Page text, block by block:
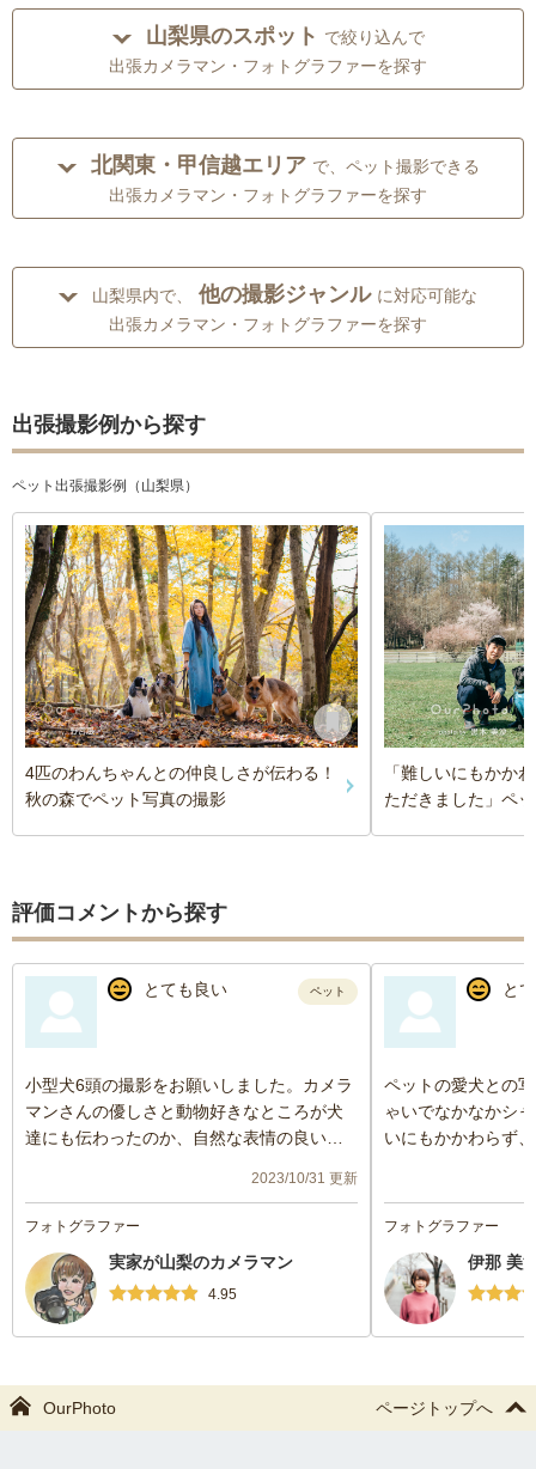
山梨県のスポット で絞り込んで
出張カメラマン・フォトグラファーを探す
北関東・甲信越エリア で、ペット撮影できる
出張カメラマン・フォトグラファーを探す
山梨県内で、 他の撮影ジャンル に対応可能な
出張カメラマン・フォトグラファーを探す
出張撮影例から探す
ペット出張撮影例（山梨県）
4匹のわんちゃんとの仲良しさが伝わる！
秋の森でペット写真の撮影
「難しいにもかか
ただきました」ペ
評価コメントから探す
とても良い ペット
小型犬6頭の撮影をお願いしました。カメラ
マンさんの優しさと動物好きなところが犬
達にも伝わったのか、自然な表情の良い写
2023/10/31 更新
フォトグラファー
実家が山梨のカメラマン
4.95
と
ペットの愛犬との
ゃいでなかなかシ
いにもかかわらず
フォトグラファー
伊那 美
OurPhoto ページトップへ